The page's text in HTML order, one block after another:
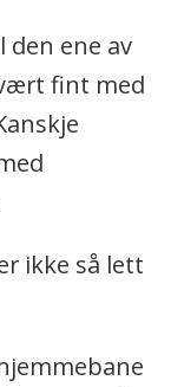
ene av
fint med
ikke så lett